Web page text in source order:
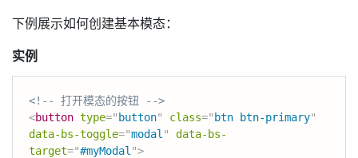
下例展示如何创建基本模态：
实例
<!-- 打开模态的按钮 -->
<button type=" button" class=" btn btn-primary"
data-bs-toggle="modal "
data-bs-
target="#myModal ">